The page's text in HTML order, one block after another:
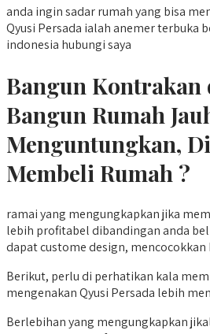
anda ingin sadar rumah yang bisa
Qyusi Persada ialah anemer terbuka
indonesia hubungi saya
Bangun Kontrakan
Bangun Rumah
Menguntungkan,
Membeli Rumah ?
ramai yang mengungkapkan jika
lebih profitabel dibandingan anda
dapat custome design,
Berikut, perlu di perhatikan kala
mengenakan Qyusi Persada lebih
Berlebihan yang mengungkapkan